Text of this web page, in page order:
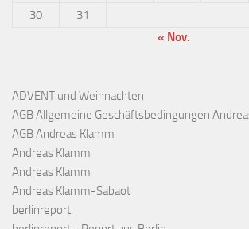
30
31
« Nov.
ADVENT und Weihnachten
AGB Allgemeine Geschäftsbedingungen
AGB Andreas Klamm
Andreas Klamm
Andreas Klamm
Andreas Klamm-Sabaot
berlinreport